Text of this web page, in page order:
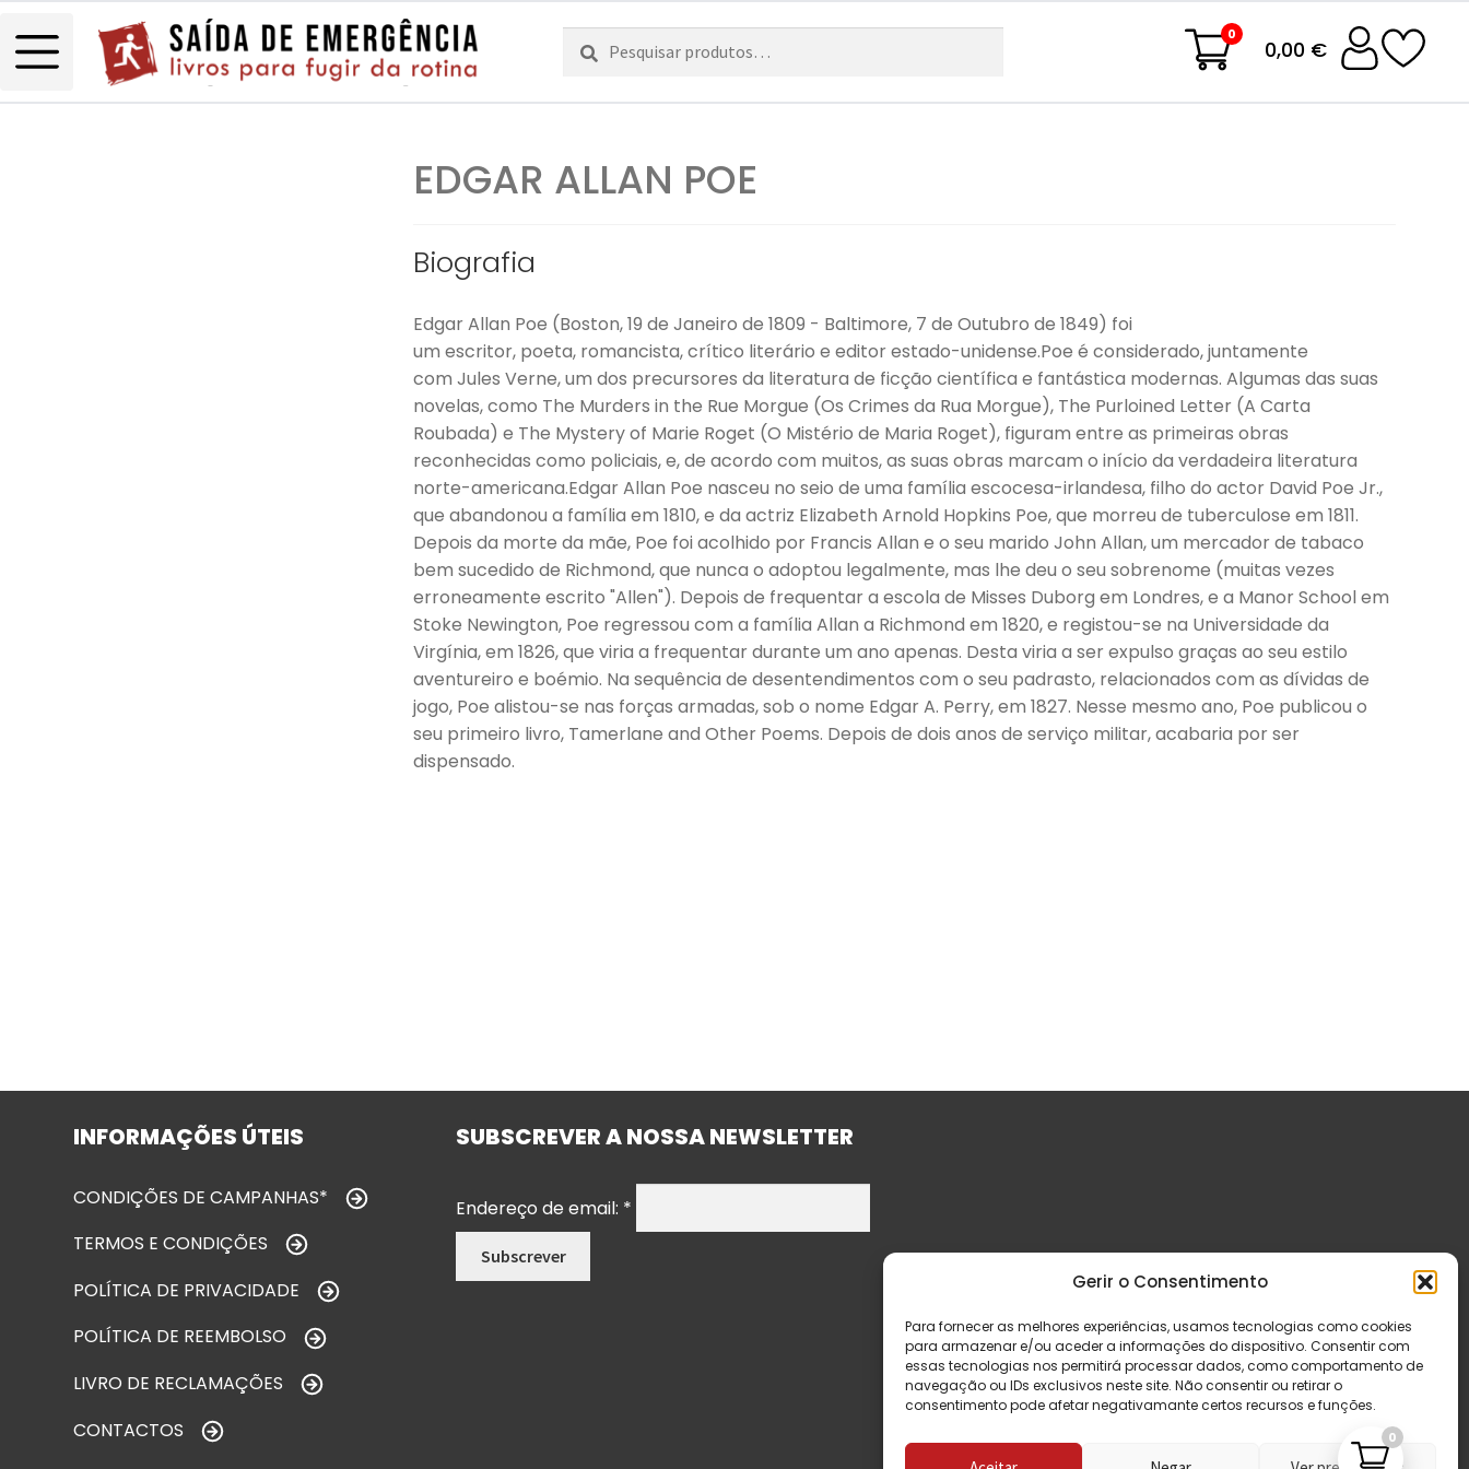
Gerir o Consentimento
Para fornecer as melhores experiências, usamos tecnologias como cookies
para armazenar e/ou aceder a informações do dispositivo. Consentir com
essas tecnologias nos permitirá processar dados, como comportamento de
navegação ou IDs exclusivos neste site. Não consentir ou retirar o
consentimento pode afetar negativamante certos recursos e funções.
Pesquisar
por:
Pesquisa 0
0,00 €
EDGAR ALLAN POE
Biografia
Edgar Allan Poe (Boston, 19 de Janeiro de 1809 - Baltimore, 7 de Outubro de 1849) foi
um escritor, poeta, romancista, crítico literário e editor estado-unidense.Poe é considerado, juntamente
com Jules Verne, um dos precursores da literatura de ficção científica e fantástica modernas. Algumas das suas
novelas, como The Murders in the Rue Morgue (Os Crimes da Rua Morgue), The Purloined Letter (A Carta
Roubada) e The Mystery of Marie Roget (O Mistério de Maria Roget), figuram entre as primeiras obras
reconhecidas como policiais, e, de acordo com muitos, as suas obras marcam o início da verdadeira literatura
norte-americana.Edgar Allan Poe nasceu no seio de uma família escocesa-irlandesa, filho do actor David Poe Jr.,
que abandonou a família em 1810, e da actriz Elizabeth Arnold Hopkins Poe, que morreu de tuberculose em 1811.
Depois da morte da mãe, Poe foi acolhido por Francis Allan e o seu marido John Allan, um mercador de tabaco
bem sucedido de Richmond, que nunca o adoptou legalmente, mas lhe deu o seu sobrenome (muitas vezes
erroneamente escrito "Allen"). Depois de frequentar a escola de Misses Duborg em Londres, e a Manor School em
Stoke Newington, Poe regressou com a família Allan a Richmond em 1820, e registou-se na Universidade da
Virgínia, em 1826, que viria a frequentar durante um ano apenas. Desta viria a ser expulso graças ao seu estilo
aventureiro e boémio. Na sequência de desentendimentos com o seu padrasto, relacionados com as dívidas de
jogo, Poe alistou-se nas forças armadas, sob o nome Edgar A. Perry, em 1827. Nesse mesmo ano, Poe publicou o
seu primeiro livro, Tamerlane and Other Poems. Depois de dois anos de serviço militar, acabaria por ser
dispensado.
INFORMAÇÕES ÚTEIS
CONDIÇÕES DE CAMPANHAS*
TERMOS E CONDIÇÕES
POLÍTICA DE PRIVACIDADE
POLÍTICA DE REEMBOLSO
LIVRO DE RECLAMAÇÕES
CONTACTOS
SUBSCREVER A NOSSA NEWSLETTER
Endereço de email: *
0